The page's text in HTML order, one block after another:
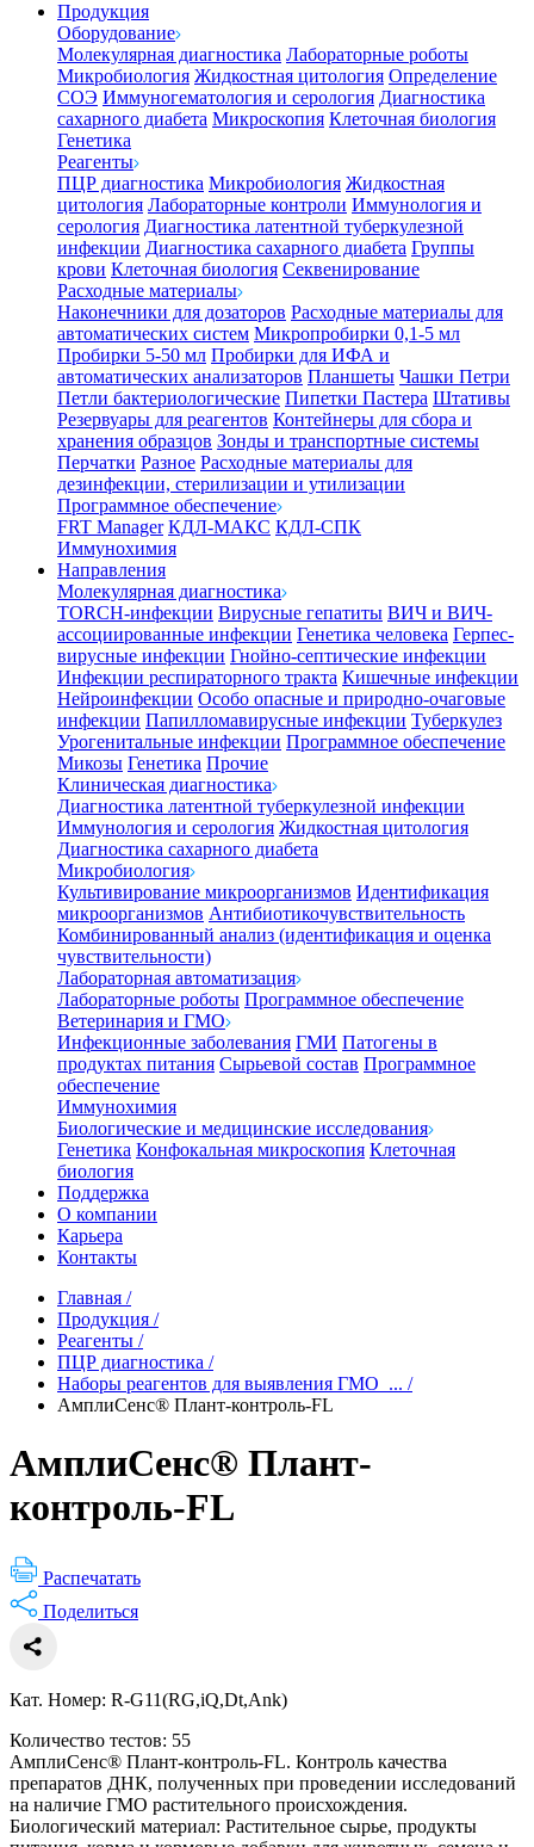
Продукция
Оборудование
Молекулярная диагностика Лабораторные роботы
Микробиология Жидкостная цитология Определение
СОЭ Иммуногематология и серология Диагностика
сахарного диабета Микроскопия Клеточная биология
Генетика
Реагенты
ПЦР диагностика Микробиология Жидкостная
цитология Лабораторные контроли Иммунология и
серология Диагностика латентной туберкулезной
инфекции Диагностика сахарного диабета Группы
крови Клеточная биология Секвенирование
Расходные материалы
Наконечники для дозаторов Расходные материалы для
автоматических систем Микропробирки 0,1-5 мл
Пробирки 5-50 мл Пробирки для ИФА и
автоматических анализаторов Планшеты Чашки Петри
Петли бактериологические Пипетки Пастера Штативы
Резервуары для реагентов Контейнеры для сбора и
хранения образцов Зонды и транспортные системы
Перчатки Разное Расходные материалы для
дезинфекции, стерилизации и утилизации
Программное обеспечение
FRT Manager КДЛ-МАКС КДЛ-СПК
Иммунохимия
Направления
Молекулярная диагностика
TORCH-инфекции Вирусные гепатиты ВИЧ и ВИЧ-
ассоциированные инфекции Генетика человека Герпес-
вирусные инфекции Гнойно-септические инфекции
Инфекции респираторного тракта Кишечные инфекции
Нейроинфекции Особо опасные и природно-очаговые
инфекции Папилломавирусные инфекции Туберкулез
Урогенитальные инфекции Программное обеспечение
Микозы Генетика Прочие
Клиническая диагностика
Диагностика латентной туберкулезной инфекции
Иммунология и серология Жидкостная цитология
Диагностика сахарного диабета
Микробиология
Культивирование микроорганизмов Идентификация
микроорганизмов Антибиотикочувствительность
Комбинированный анализ (идентификация и оценка
чувствительности)
Лабораторная автоматизация
Лабораторные роботы Программное обеспечение
Ветеринария и ГМО
Инфекционные заболевания ГМИ Патогены в
продуктах питания Сырьевой состав Программное
обеспечение
Иммунохимия
Биологические и медицинские исследования
Генетика Конфокальная микроскопия Клеточная
биология
Поддержка
О компании
Карьера
Контакты
Главная /
Продукция /
Реагенты /
ПЦР диагностика /
Наборы реагентов для выявления ГМО_... /
АмплиСенс® Плант-контроль-FL
АмплиСенс® Плант-
контроль-FL
Распечатать
Поделиться
Кат. Номер: R-G11(RG,iQ,Dt,Ank)
Количество тестов: 55
АмплиСенс® Плант-контроль-FL. Контроль качества
препаратов ДНК, полученных при проведении исследований
на наличие ГМО растительного происхождения.
Биологический материал: Растительное сырье, продукты